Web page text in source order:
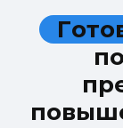
Гото
по
пр
повыш